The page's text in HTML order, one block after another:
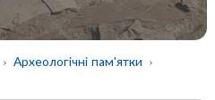
Археологічні пам'ятки